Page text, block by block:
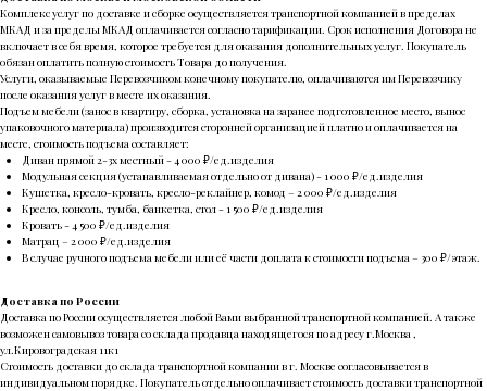
Комплекс услуг по доставке и сборке осуществляется транспортной компанией в пределах
МКАД и за пределы МКАД оплачивается согласно тарификации. Срок исполнения Договора не
включает в себя время, которое требуется для оказания дополнительных услуг. Покупатель
обязан оплатить полную стоимость Товара до получения.
Услуги, оказываемые Перевозчиком конечному покупателю, оплачиваются им Перевозчику
после оказания услуг в месте их оказания.
Подъем мебели (занос в квартиру, сборка, установка на заранее подготовленное место, вынос
упаковочного материала) производится сторонней организацией платно и оплачивается на
месте, стоимость подъема составляет:
Диван прямой 2-3х местный - 4 000 ₽/ед.изделия
Модульная секция (устанавливаемая отдельно от дивана) - 1 000 ₽/ед.изделия
Кушетка, кресло-кровать, кресло-реклайнер, комод – 2 000 ₽/ед.изделия
Кресло, консоль, тумба, банкетка, стол - 1 500 ₽/ед.изделия
Кровать - 4 500 ₽/ед.изделия
Матрац – 2 000 ₽/ед.изделия
В случае ручного подъема мебели или её части доплата к стоимости подъема – 300 ₽/этаж.
Доставка по России
Доставка по России осуществляется любой Вами выбранной транспортной компанией. А также
возможен самовывоз товара со склада продавца находящегося по адресу г.Москва ,
ул.Кировоградская 11к1
Стоимость доставки до склада транспортной компании в г. Москве согласовывается в
индивидуальном порядке. Покупатель отдельно оплачивает стоимость доставки транспортной
Информация на сайте не является публичной офертой
и носит справочный характер
Правообладатель икон: Tilda Publishing,https://tilda.cc